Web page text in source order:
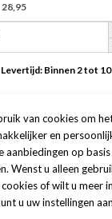
28,95
Levertijd: Binnen 2 tot
Vooral tijdens de
is een
van cookies om
en
aanbiedingen op
Wenst u alleen
of wilt u meer
u uw instellingen